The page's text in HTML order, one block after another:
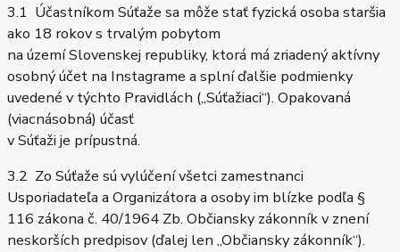
3.1 Účastníkom Súťaže sa môže stať fyzická osoba staršia
ako 18 rokov s trvalým pobytom
na území Slovenskej republiky, ktorá má zriadený aktívny
osobný účet na Instagrame a splní ďalšie podmienky
uvedené v týchto Pravidlách („Súťažiaci“). Opakovaná
(viacnásobná) účasť
v Súťaži je prípustná.
3.2 Zo Súťaže sú vylúčení všetci zamestnanci
Usporiadateľa a Organizátora a osoby im blízke podľa §
116 zákona č. 40/1964 Zb. Občiansky zákonník v znení
neskorších predpisov (ďalej len „Občiansky zákonník“).